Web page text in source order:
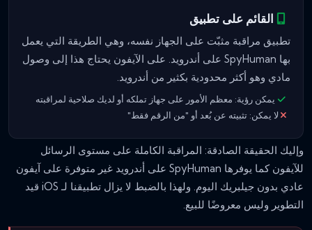
القائم على تطبيق
تطبيق مراقبة مثبّت على الجهاز نفسه، وهي الطريقة التي يعمل
بها SpyHuman على أندرويد. على الآيفون يحتاج هذا إلى وصول
مادي وهو أكثر محدودية بكثير من أندرويد.
يمكن رؤية: معظم الأمور على جهاز تملكه أو لديك صلاحية لمراقبته
لا يمكن: تثبيته عن بُعد أو "من الرقم فقط"
وإليك الحقيقة الصادقة: المراقبة الكاملة على مستوى الرسائل
للآيفون كما يوفرها SpyHuman على أندرويد غير متوفرة على آيفون
عادي بدون جيلبريك اليوم. ولهذا بالضبط لا يزال تطبيقنا لـ iOS قيد
التطوير وليس معروضًا للبيع.